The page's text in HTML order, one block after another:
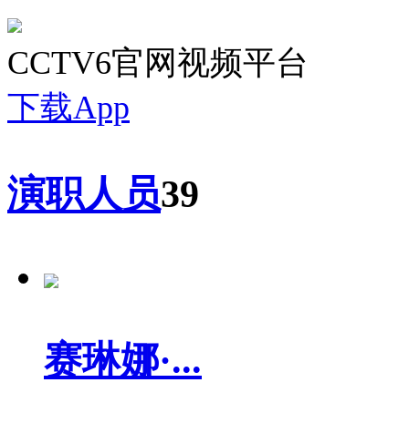
CCTV6官网视频平台
下载App
演职人员39
赛琳娜·...